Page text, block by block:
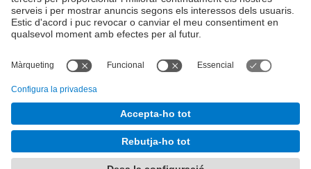
Configuració de privadesa
Condicions d’ús